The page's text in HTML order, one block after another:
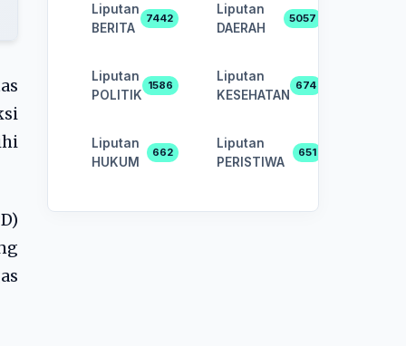
Liputan
BERITA
7442
Liputan
DAERAH
5057
Liputan
POLITIK
1586
Liputan
KESEHATAN
674
Liputan
HUKUM
662
Liputan
PERISTIWA
651